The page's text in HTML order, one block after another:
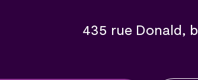
435 rue Donald,